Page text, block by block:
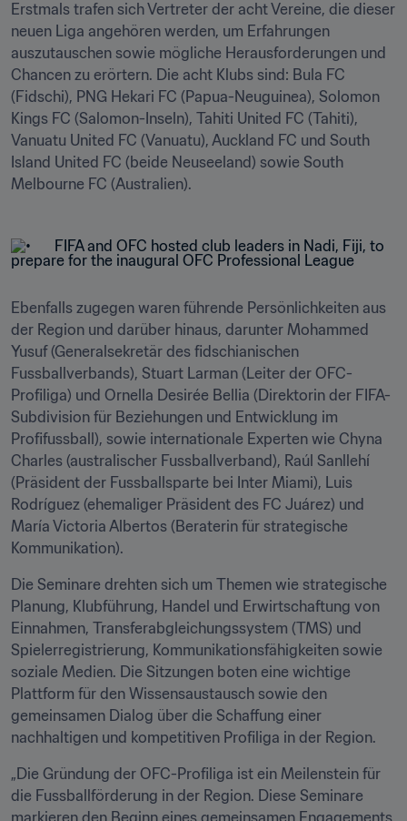
Erstmals trafen sich Vertreter der acht Vereine, die dieser
neuen Liga angehören werden, um Erfahrungen
auszutauschen sowie mögliche Herausforderungen und
Chancen zu erörtern. Die acht Klubs sind: Bula FC
(Fidschi), PNG Hekari FC (Papua-Neuguinea), Solomon
Kings FC (Salomon-Inseln), Tahiti United FC (Tahiti),
Vanuatu United FC (Vanuatu), Auckland FC und South
Island United FC (beide Neuseeland) sowie South
Melbourne FC (Australien).
Ebenfalls zugegen waren führende Persönlichkeiten aus
der Region und darüber hinaus, darunter Mohammed
Yusuf (Generalsekretär des fidschianischen
Fussballverbands), Stuart Larman (Leiter der OFC-
Profiliga) und Ornella Desirée Bellia (Direktorin der FIFA-
Subdivision für Beziehungen und Entwicklung im
Profifussball), sowie internationale Experten wie Chyna
Charles (australischer Fussballverband), Raúl Sanllehí
(Präsident der Fussballsparte bei Inter Miami), Luis
Rodríguez (ehemaliger Präsident des FC Juárez) und
María Victoria Albertos (Beraterin für strategische
Kommunikation).
Die Seminare drehten sich um Themen wie strategische
Planung, Klubführung, Handel und Erwirtschaftung von
Einnahmen, Transferabgleichungssystem (TMS) und
Spielerregistrierung, Kommunikationsfähigkeiten sowie
soziale Medien. Die Sitzungen boten eine wichtige
Plattform für den Wissensaustausch sowie den
gemeinsamen Dialog über die Schaffung einer
nachhaltigen und kompetitiven Profiliga in der Region.
„Die Gründung der OFC-Profiliga ist ein Meilenstein für
die Fussballförderung in der Region. Diese Seminare
markieren den Beginn eines gemeinsamen Engagements,